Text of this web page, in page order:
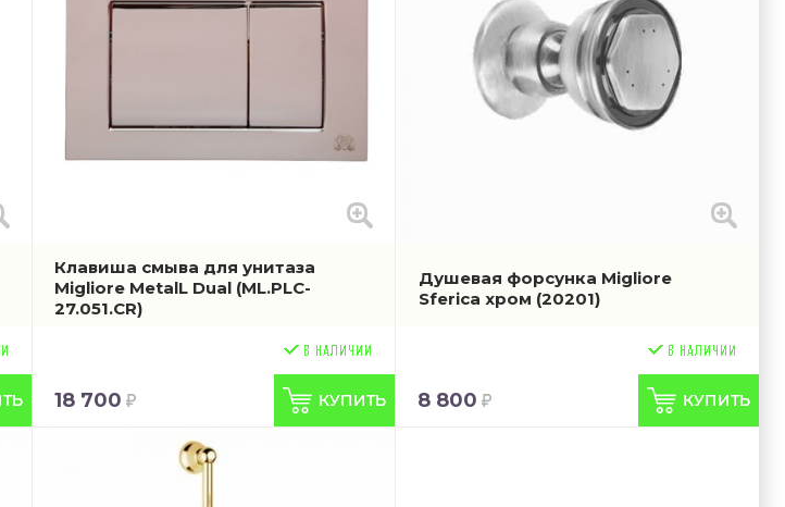
Клавиша смыва для унитаза
Migliore MetalL Dual (ML.PLC-
27.051.CR)
18 700
Душевая форсунка Migliore
Sferica хром (20201)
8 800